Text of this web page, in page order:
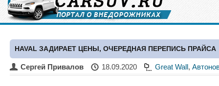
HAVAL ЗАДИРАЕТ ЦЕНЫ, ОЧЕРЕДНАЯ ПЕРЕПИСЬ ПРАЙСА
Сергей Привалов 18.09.2020 Great Wall,